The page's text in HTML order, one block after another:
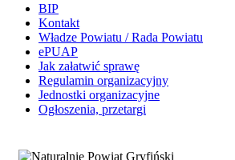
BIP
Kontakt
Władze Powiatu / Rada Powiatu
ePUAP
Jak załatwić sprawę
Regulamin organizacyjny
Jednostki organizacyjne
Ogłoszenia, przetargi